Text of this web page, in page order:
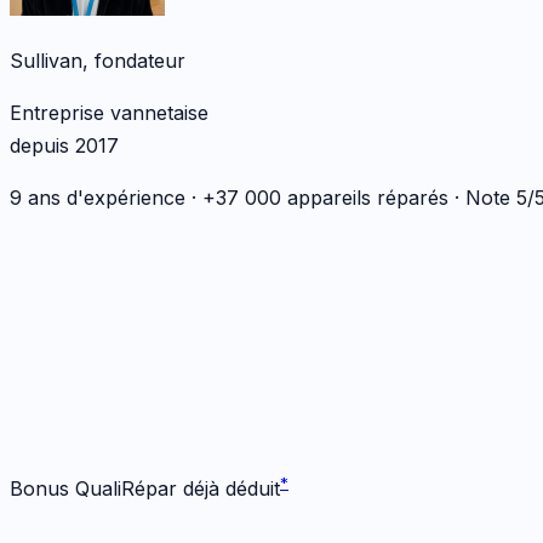
Sullivan, fondateur
Entreprise vannetaise
depuis 2017
9 ans d'expérience · +37 000 appareils réparés · Note
Bonus QualiRépar déjà déduit*